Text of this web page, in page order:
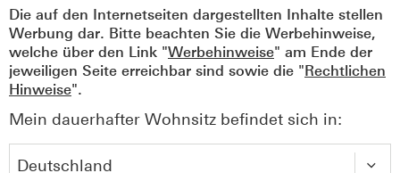
Die auf den Internetseiten dargestellten Inhalte stellen
Werbung dar. Bitte beachten Sie die Werbehinweise,
welche über den Link "Werbehinweise" am Ende der
jeweiligen Seite erreichbar sind sowie die "Rechtlichen
Hinweise".
Mein dauerhafter Wohnsitz befindet sich in: